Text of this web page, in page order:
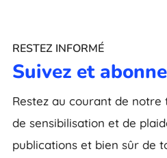
RESTEZ INFORMÉ
Suivez et
Restez au courant de
de sensibilisation et de
publications et bien sûr de